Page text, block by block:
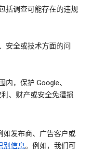
括调查可能存在的违规
安全或技术方面的问
内，保护 Google、
、财产或安全免遭损
如发布商、广告客户或
别信息。例如，我们可